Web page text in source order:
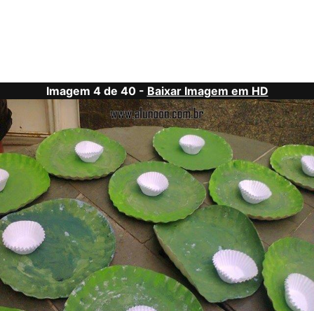
Imagem 4 de 40 - Baixar Imagem em HD